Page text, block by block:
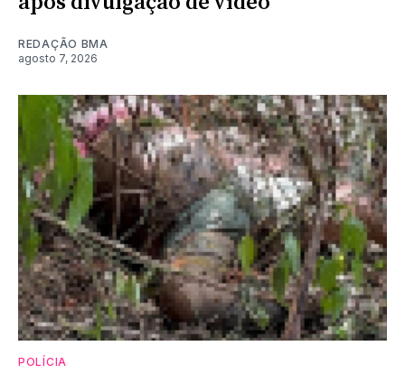
REDAÇÃO BMA
agosto 7, 2026
POLÍCIA